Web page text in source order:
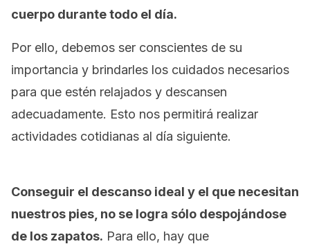
cuerpo durante todo el día.
Por ello, debemos ser conscientes de su
importancia y brindarles los cuidados necesarios
para que estén relajados y descansen
adecuadamente. Esto nos permitirá realizar
actividades cotidianas al día siguiente.
Conseguir el descanso ideal y el que necesitan
nuestros pies, no se logra sólo despojándose
de los zapatos. Para ello, hay que